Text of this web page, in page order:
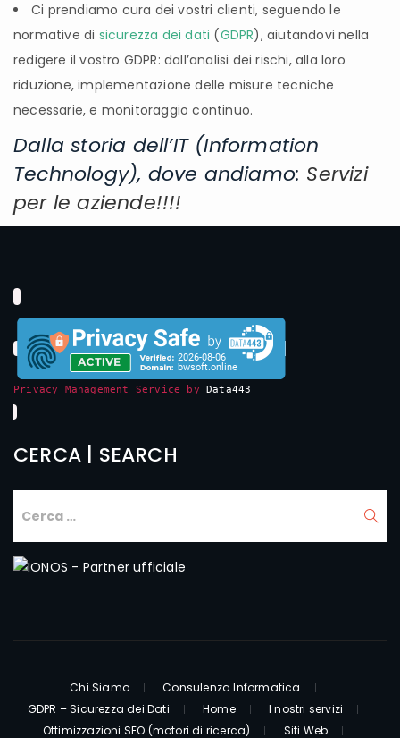
Ci prendiamo cura dei vostri clienti, seguendo le
normative di sicurezza dei dati (GDPR), aiutandovi nella
redigere il vostro GDPR: dall’analisi dei rischi, alla loro
riduzione, implementazione delle misure tecniche
necessarie, e monitoraggio continuo.
Dalla storia dell’IT (Information
Technology), dove andiamo: Servizi
per le aziende!!!!
Privacy Management Service by Data443
CERCA | SEARCH
Chi Siamo
Consulenza Informatica
GDPR – Sicurezza dei Dati
Home
I nostri servizi
Ottimizzazioni SEO (motori di ricerca)
Siti Web